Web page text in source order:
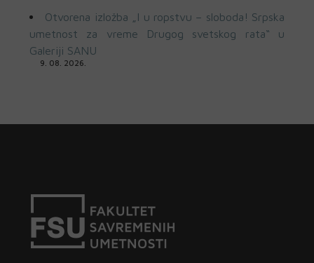
Otvorena izložba „I u ropstvu – sloboda! Srpska
umetnost za vreme Drugog svetskog rata“ u
Galeriji SANU
9. 08. 2026.